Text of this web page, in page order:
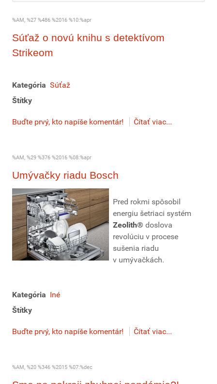
%AM, %27 %486 %2016 %10:%apr
Súťaž o novú knihu s detektívom
Strikeom
Kategória Súťaž
Štítky
Buďte prvý, kto napíše komentár! Čítať viac...
%AM, %29 %376 %2016 %08:%apr
Umývačky riadu Bosch
Pred rokmi spôsobil
energiu šetriaci systém
Zeolith® doslova
revolúciu v procese
sušenia riadu
v umývačkách.
Kategória Iné
Štítky
Buďte prvý, kto napíše komentár! Čítať viac...
%AM, %20 %346 %2015 %07:%dec